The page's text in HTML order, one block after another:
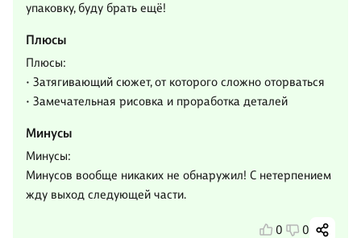
упаковку, буду брать ещё!
Плюсы
Плюсы:
• Затягивающий сюжет, от которого сложно оторваться
• Замечательная рисовка и проработка деталей
Минусы
Минусы:
Минусов вообще никаких не обнаружил! С нетерпением
жду выход следующей части.
0 0